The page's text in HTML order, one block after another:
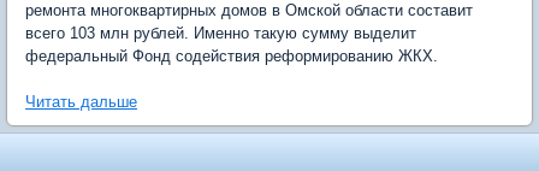
ремонта многоквартирных домов в Омской области составит
всего 103 млн рублей. Именно такую сумму выделит
федеральный Фонд содействия реформированию ЖКХ.
Читать дальше